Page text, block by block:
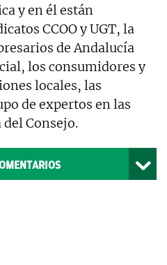
y en él están
CCOO y UGT, la
de Andalucía
los consumidores y
locales, las
de expertos en las
Consejo.